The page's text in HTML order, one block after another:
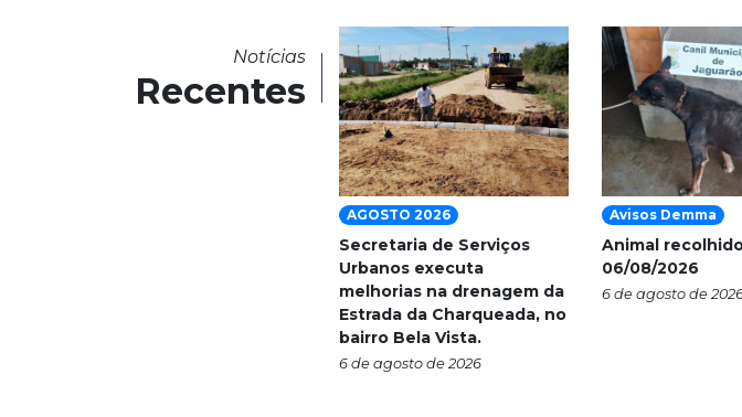
Notícias
Recentes
AGOSTO 2026
Secretaria de Serviços
Urbanos executa
melhorias na drenagem da
Estrada da Charqueada, no
bairro Bela Vista.
6 de agosto de 2026
Avisos Demma
Animal
06/08/2026
6 de agosto de